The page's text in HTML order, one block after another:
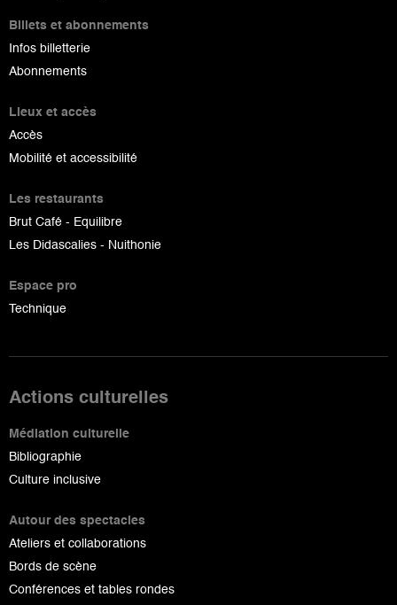
Billets et abonnements
Infos billetterie
Abonnements
Lieux et accès
Accès
Mobilité et accessibilité
Les restaurants
Brut Café - Equilibre
Les Didascalies - Nuithonie
Espace pro
Technique
Actions culturelles
Médiation culturelle
Bibliographie
Culture inclusive
Autour des spectacles
Ateliers et collaborations
Bords de scène
Conférences et tables rondes